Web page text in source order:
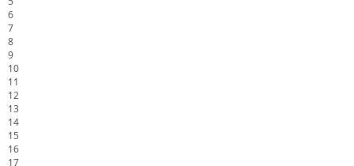
6
7
8
9
10
11
12
13
14
15
16
17